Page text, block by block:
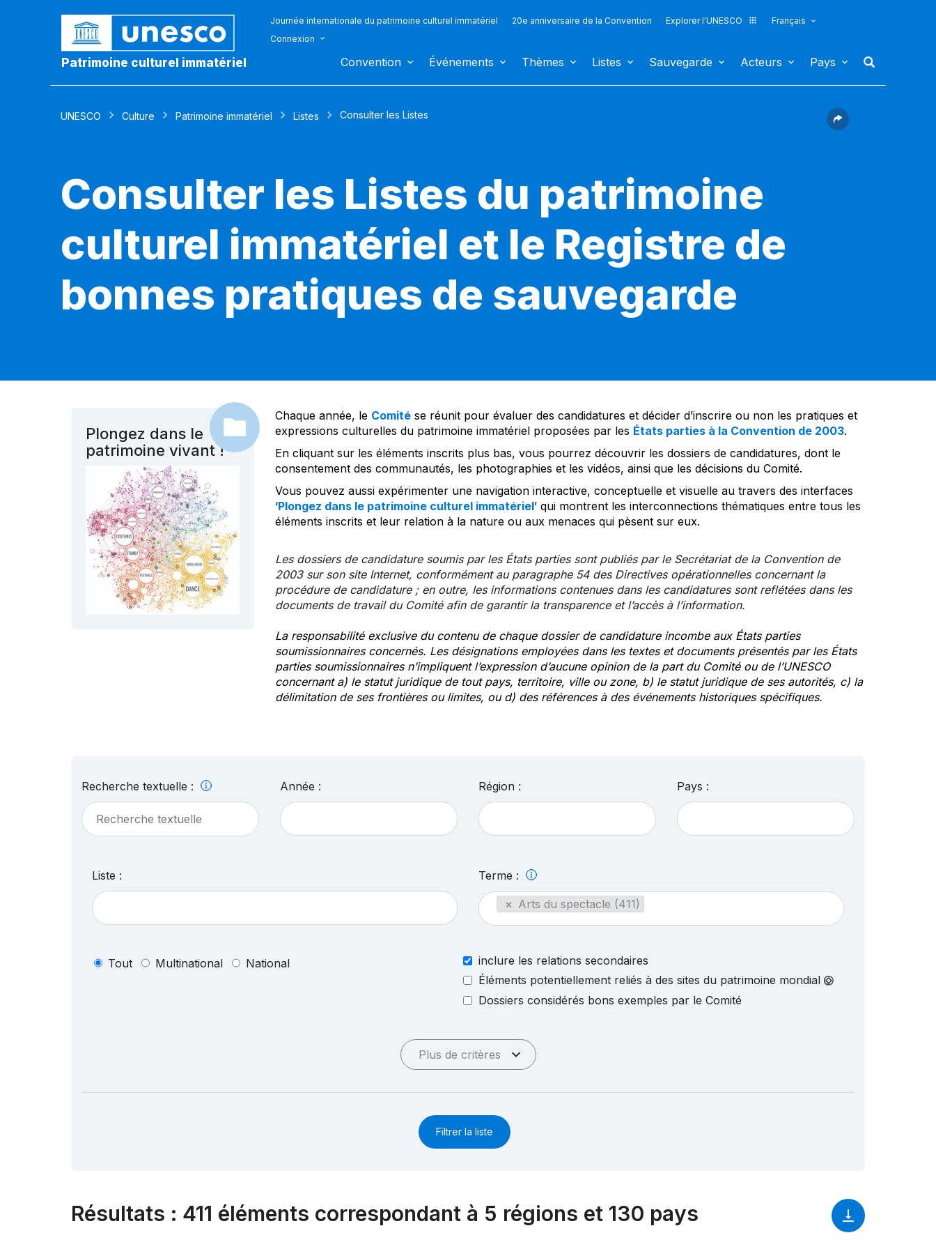
Patrimoine culturel immatériel
Journée internationale du patrimoine culturel immatériel 20e anniversaire de la Convention Explorer l'UNESCO
Français
Connexion
Convention Événements Thèmes Listes Sauvegarde Acteurs Pays
UNESCO Culture Patrimoine immatériel Listes Consulter les Listes
Consulter les Listes du patrimoine
culturel immatériel et le Registre de
bonnes pratiques de sauvegarde
Plongez dans le
patrimoine vivant !
Chaque année, le Comitése réunit pour évaluer des candidatures et décider d’inscrire ou non les pratiques et
expressions culturelles du patrimoine immatériel proposées par les États parties à la Convention de 2003.
En cliquant sur les éléments inscrits plus bas, vous pourrez découvrir les dossiers de candidatures, dont le
consentement des communautés, les photographies et les vidéos, ainsi que les décisions du Comité.
Vous pouvez aussi expérimenter une navigation interactive, conceptuelle et visuelle au travers des interfaces
‘Plongez dans le patrimoine culturel immatériel’ qui montrent les interconnections thématiques entre tous les
éléments inscrits et leur relation à la nature ou aux menaces qui pèsent sur eux.
Les dossiers de candidature soumis par les États parties sont publiés par le Secrétariat de la Convention de
2003 sur son site Internet, conformément au paragraphe 54 des Directives opérationnelles concernant la
procédure de candidature ; en outre, les informations contenues dans les candidatures sont reflétées dans les
documents de travail du Comité afin de garantir la transparence et l’accès à l’information.
La responsabilité exclusive du contenu de chaque dossier de candidature incombe aux États parties
soumissionnaires concernés. Les désignations employées dans les textes et documents présentés par les États
parties soumissionnaires n’impliquent l’expression d’aucune opinion de la part du Comité ou de l’UNESCO
concernant a) le statut juridique de tout pays, territoire, ville ou zone, b) le statut juridique de ses autorités, c) la
délimitation de ses frontières ou limites, ou d) des références à des événements historiques spécifiques.
Recherche textuelle : Année : Région : Pays :
Liste : Terme :
× Arts du spectacle (411)
Tout Multinational National
inclure les relations secondaires
Éléments potentiellement reliés à des sites du patrimoine mondial
Dossiers considérés bons exemples par le Comité
Plus de critères
Filtrer la liste
Résultats : 411 éléments correspondant à 5 régions et 130 pays